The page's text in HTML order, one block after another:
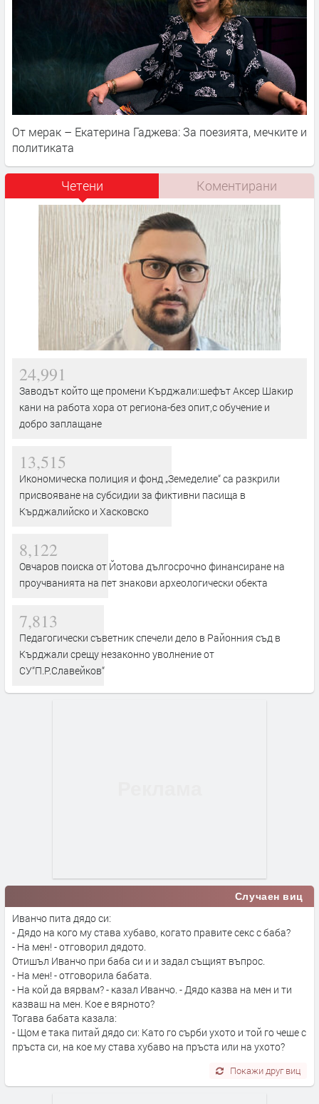
От мерак – Екатерина Гаджева: За поезията, мечките и
политиката
Четени Коментирани
24,991
Заводът който ще промени Кърджали:шефът Аксер Шакир
кани на работа хора от региона-без опит,с обучение и
добро заплащане
13,515
Икономическа полиция и фонд „Земеделие“ са разкрили
присвояване на субсидии за фиктивни пасища в
Кърджалийско и Хасковско
8,122
Овчаров поиска от Йотова дългосрочно финансиране на
проучванията на пет знакови археологически обекта
7,813
Педагогически съветник спечели дело в Районния съд в
Кърджали срещу незаконно уволнение от
СУ“П.Р.Славейков“
Случаен виц
Иванчо пита дядо си:
- Дядо на кого му става хубаво, когато правите секс с баба?
- На мен! - отговорил дядото.
Отишъл Иванчо при баба си и и задал същият въпрос.
- На мен! - отговорила бабата.
- На кой да вярвам? - казал Иванчо. - Дядо казва на мен и ти
казваш на мен. Кое е вярното?
Тогава бабата казала:
- Щом е така питай дядо си: Като го сърби ухото и той го чеше с
пръста си, на кое му става хубаво на пръста или на ухото?
Покажи друг виц